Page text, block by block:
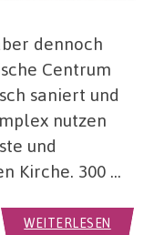
dennoch
Centrum
saniert und
nutzen
und
Kirche. 300 …
WEITERLESEN